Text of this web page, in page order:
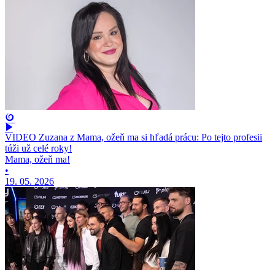
VIDEO Zuzana z Mama, ožeň ma si hľadá prácu: Po tejto profesii
túži už celé roky!
Mama, ožeň ma!
•
19. 05. 2026